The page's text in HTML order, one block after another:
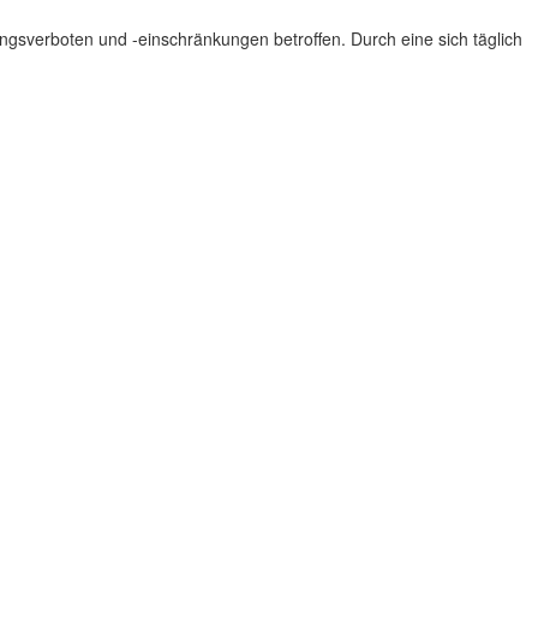
und -einschränkungen betroffen. Durch eine sich täglich